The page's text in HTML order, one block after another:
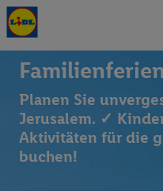
Planen Sie
Jerusalem. ✓
Aktivitäten für die
buchen!